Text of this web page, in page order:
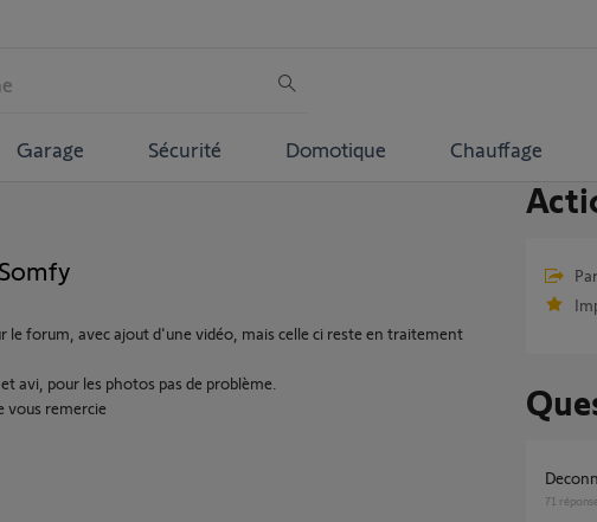
Garage Sécurité Domotique Chauffage
le forum, avec ajout d'une vidéo, mais celle ci reste en traitement
avi, pour les photos pas de problème.
vous remercie
71